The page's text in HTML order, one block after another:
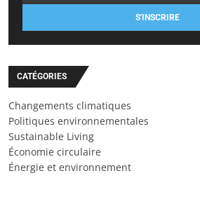
S'INSCRIRE
CATÉGORIES
Changements climatiques
Politiques environnementales
Sustainable Living
Économie circulaire
Énergie et environnement